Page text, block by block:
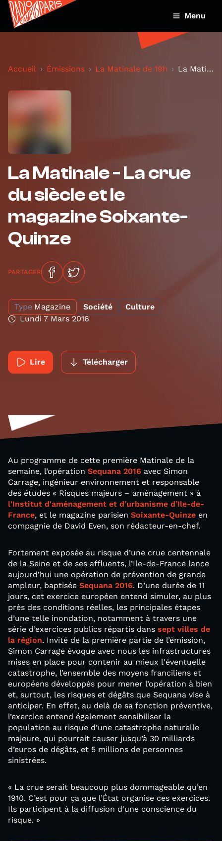
Menu
Accueil Émissions La Matinale de 19h La Matinale - La crue du siècle et le magazine Soi...
La Matinale - La crue
du siècle et le
magazine Soixante-
Quinze
PARTAGER
Type Magazine Société
Culture
Lundi 7 Mars 2016
Lire Télécharger
Au programme de cette première Matinale de la
semaine, l’opération Sequana 2016 avec Simon
Carrage, ingénieur environnement et responsable
des études « Risques majeurs – aménagement » à
l'Institut d'aménagement et d’urbanisme d’Ile-de-
France, et le magazine parisien Soixante-Quinze en
compagnie de David Even, son rédacteur-en-chef.
Fortement exposée au risque d’une crue centennale
de la Seine et de ses affluents, l’Ile-de-France lance
aujourd’hui une opération de prévention de grande
ampleur, baptisée Sequana 2016. D’une durée de 11
jours, cet exercice européen entend simuler, au plus
près des conditions réelles, les principales étapes
d’une telle inondation, notamment à travers une
série d’exercices publics répartis dans sept villes de
la région. Invité de la première partie de l’émission,
Simon Carrage évoque avec nous les infrastructures
mises en place pour contenir au mieux l'éventuelle
catastrophe, l’ensemble des moyens franciliens et
européens développés pour mener l’opération à bien
et, surtout, les risques et dégâts que Sequana vise à
anticiper. En effet, au delà de sa fonction préventive,
l’exercice entend également sensibiliser la
population au risque d’une catastrophe naturelle
majeure, qui pourrait causer jusqu’à 30 milliards
d’euros de dégâts, et 5 millions de personnes
sinistrées.
« La crue serait beaucoup plus dommageable qu’en
1910. C’est pour ça que l’État organise ces exercices.
Ils participent à la diffusion d’une conscience du
risque. »